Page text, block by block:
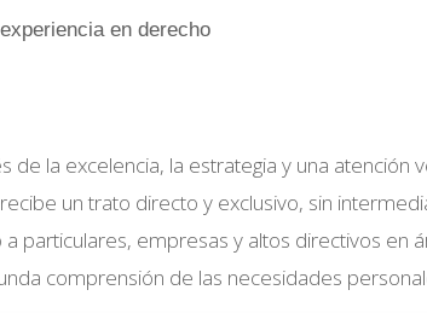
en derecho
de la excelencia, la estrategia y una
un trato directo y exclusivo, sin
empresas y altos directivos en
comprensión de las necesidades